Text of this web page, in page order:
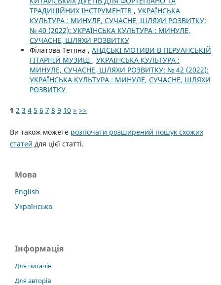
ТРАДИЦІЙНИХ ІНСТРУМЕНТІВ , УКРАЇНСЬКА
КУЛЬТУРА : МИНУЛЕ, СУЧАСНЕ, ШЛЯХИ РОЗВИТКУ:
№ 40 (2022): УКРАЇНСЬКА КУЛЬТУРА : МИНУЛЕ,
СУЧАСНЕ, ШЛЯХИ РОЗВИТКУ
Філатова Тетяна , АНДСЬКІ МОТИВИ В ПЕРУАНСЬКІЙ
ГІТАРНІЙ МУЗИЦІ , УКРАЇНСЬКА КУЛЬТУРА :
МИНУЛЕ, СУЧАСНЕ, ШЛЯХИ РОЗВИТКУ: № 42 (2022):
УКРАЇНСЬКА КУЛЬТУРА : МИНУЛЕ, СУЧАСНЕ, ШЛЯХИ
РОЗВИТКУ
1 2 3 4 5 6 7 8 9 10 > >>
Ви також можете розпочати розширений пошук схожих
статей для цієї статті.
Мова
English
Українська
Інформація
Для читачів
Для авторів